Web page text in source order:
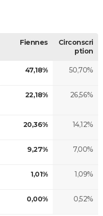
Fiennes
Circonscri
ption
47,18% 50,70%
22,18% 26,56%
20,36% 14,12%
9,27% 7,00%
1,01% 1,09%
0,00% 0,52%